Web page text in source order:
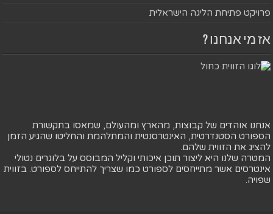
פרויקט פתיחת הליגה הישראלית
אז מי אנחנו ?
אנחנו אוהדים של קבוצות, מהארץ ומהעולם, שמאסו בתקשורת
הספורט הסטנדרטית, האינטרסנטית והמתלהמת והחליטו שהגיע הזמן
להציג את הזווית שלהם.
המטרה שלנו היא ליצור תוכן איכותי וקליל המבוסס על בלוגרים נטולי
אינטרסים אשר מתייחסים לספורט כמו שצריך להתייחס לספורט. בזווית
שפויה.